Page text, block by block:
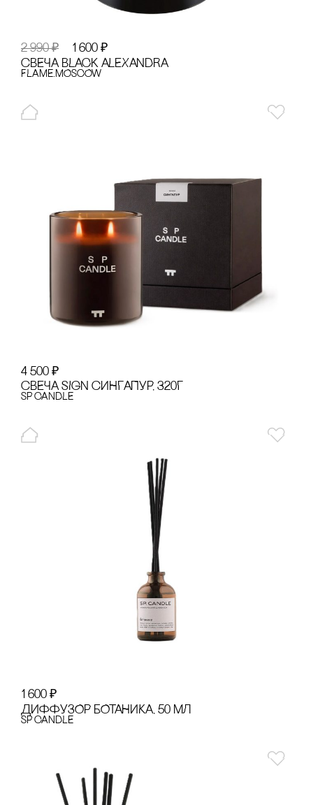
2 990₽ 1 600 ₽
сВЕЧА BLACK ALEXANDRA
FLAME.MOSCOW
4 500 ₽
сВЕЧА SIGN сИНГАПУР, 320Г
SP CANDLE
1 600 ₽
ДИФФУЗОР БОТАНИКА, 50 МЛ
SP CANDLE